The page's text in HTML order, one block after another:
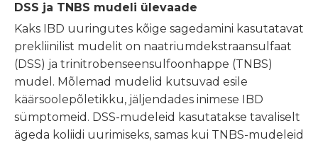
DSS ja TNBS mudeli ülevaade
Kaks IBD uuringutes kõige sagedamini kasutatavat
prekliinilist mudelit on naatriumdekstraansulfaat
(DSS) ja trinitrobenseensulfoonhappe (TNBS)
mudel. Mõlemad mudelid kutsuvad esile
käärsoolepõletikku, jäljendades inimese IBD
sümptomeid. DSS-mudeleid kasutatakse tavaliselt
ägeda koliidi uurimiseks, samas kui TNBS-mudeleid